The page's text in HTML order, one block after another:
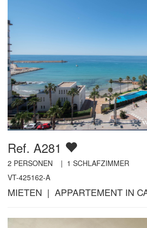
Ref. A281
2 PERSONEN | 1 SCHLAFZIMMER
VT-425162-A
MIETEN | APPARTEMENT IN